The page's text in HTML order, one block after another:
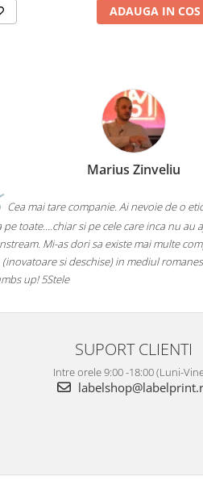
ADAUGA IN COS
Marius Zinveliu
Cea mai tare companie. Ai nevoie de o
pe toate....chiar si pe cele care inca nu au
Mi-as dori sa existe mai multe
si deschise) in mediul
up! 5Stele
SUPORT CLIENTI
Intre orele 9:00 -18:00 (Luni-